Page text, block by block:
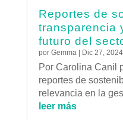
Reportes de
transparencia
futuro del
por Gemma| Dic 27, 2024
Por Carolina Canil
reportes de
relevancia en la
leer más